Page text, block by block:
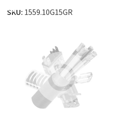
SKU: 1559.10G15GR